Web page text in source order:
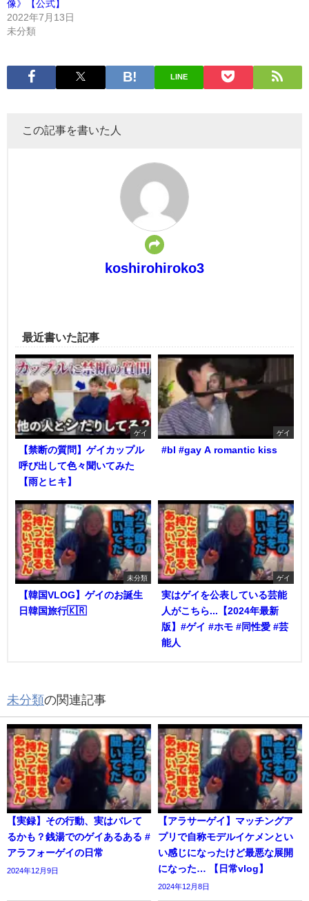
像》【公式】
2022年7月13日
未分類
LINE
この記事を書いた人
koshirohiroko3
最近書いた記事
ゲイ
【禁断の質問】ゲイカップル
呼び出して色々聞いてみた
【雨とヒキ】
ゲイ
#bl #gay A romantic kiss
未分類
【韓国VLOG】ゲイのお誕生
日韓国旅行🇰🇷
ゲイ
実はゲイを公表している芸能
人がこちら...【2024年最新
版】#ゲイ #ホモ #同性愛 #芸
能人
未分類の関連記事
【実録】その行動、実はバレて
るかも？銭湯でのゲイあるある #
アラフォーゲイの日常
2024年12月9日
【アラサーゲイ】マッチングア
プリで自称モデルイケメンとい
い感じになったけど最悪な展開
になった… 【日常vlog】
2024年12月8日